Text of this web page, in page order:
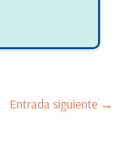
Entrada siguiente →